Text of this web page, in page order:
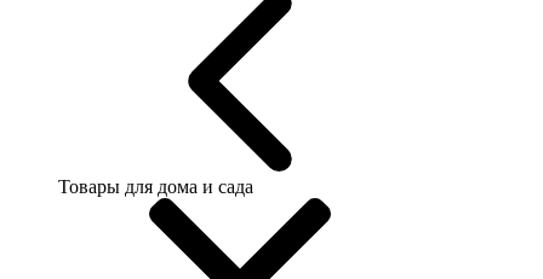
Товары для дома и сада